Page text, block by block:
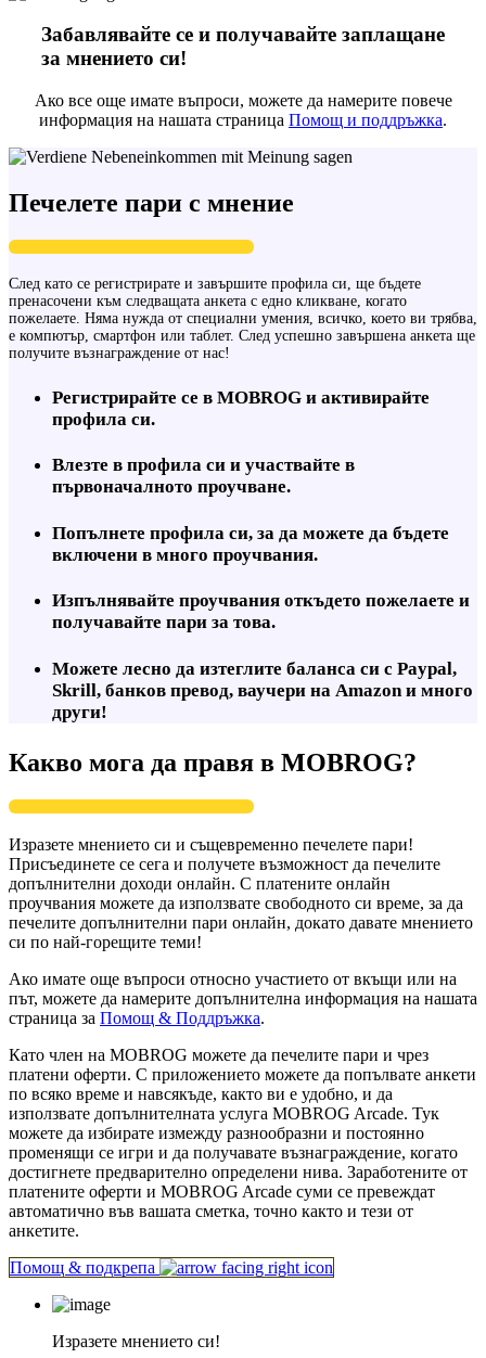
Забавлявайте се и получавайте заплащане
за мнението си!
Ако все още имате въпроси, можете да намерите повече
информация на нашата страница Помощ и поддръжка.
Печелете пари с мнение
След като се регистрирате и завършите профила си, ще бъдете
пренасочени към следващата анкета с едно кликване, когато
пожелаете. Няма нужда от специални умения, всичко, което ви трябва,
е компютър, смартфон или таблет. След успешно завършена анкета ще
получите възнаграждение от нас!
Регистрирайте се в MOBROG и активирайте
профила си.
Влезте в профила си и участвайте в
първоначалното проучване.
Попълнете профила си, за да можете да бъдете
включени в много проучвания.
Изпълнявайте проучвания откъдето пожелаете и
получавайте пари за това.
Можете лесно да изтеглите баланса си с Paypal,
Skrill, банков превод, ваучери на Amazon и много
други!
Какво мога да правя в MOBROG?
Изразете мнението си и същевременно печелете пари!
Присъединете се сега и получете възможност да печелите
допълнителни доходи онлайн. С платените онлайн
проучвания можете да използвате свободното си време, за да
печелите допълнителни пари онлайн, докато давате мнението
си по най-горещите теми!
Ако имате още въпроси относно участието от вкъщи или на
път, можете да намерите допълнителна информация на нашата
страница за Помощ & Поддръжка.
Като член на MOBROG можете да печелите пари и чрез
платени оферти. С приложението можете да попълвате анкети
по всяко време и навсякъде, както ви е удобно, и да
използвате допълнителната услуга MOBROG Arcade. Тук
можете да избирате измежду разнообразни и постоянно
променящи се игри и да получавате възнаграждение, когато
достигнете предварително определени нива. Заработените от
платените оферти и MOBROG Arcade суми се превеждат
автоматично във вашата сметка, точно както и тези от
анкетите.
Помощ & подкрепа
Изразете мнението си!